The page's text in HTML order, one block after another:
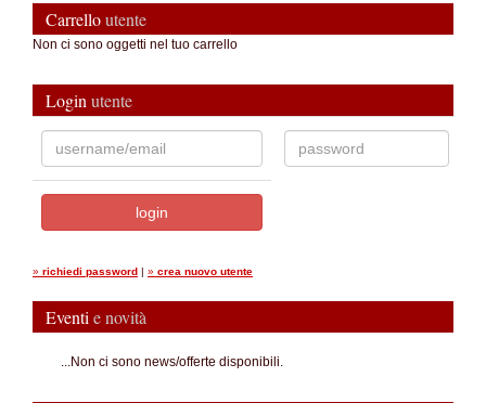
Carrelloutente
Non ci sono oggetti nel tuo carrello
Login utente
» richiedi password | » crea nuovo utente
Eventi e novità
...Non ci sono news/offerte disponibili.